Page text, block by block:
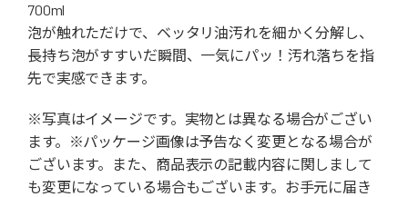
700ml
泡が触れただけで、ベッタリ油汚れを細かく分解し、
長持ち泡がすすいだ瞬間、一気にパッ！汚れ落ちを指
先で実感できます。
※写真はイメージです。実物とは異なる場合がござい
ます。※パッケージ画像は予告なく変更となる場合が
ございます。また、商品表示の記載内容に関しまして
も変更になっている場合もございます。お手元に届き